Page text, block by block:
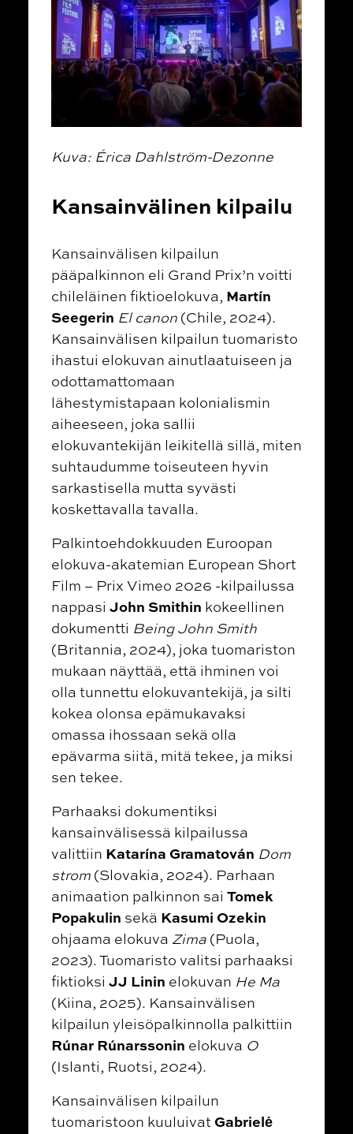
Kuva: Érica Dahlström-Dezonne
Kansainvälinen kilpailu
Kansainvälisen kilpailun
pääpalkinnon eli Grand Prix’n voitti
chileläinen fiktioelokuva, Martín
Seegerin El canon (Chile, 2024).
Kansainvälisen kilpailun tuomaristo
ihastui elokuvan ainutlaatuiseen ja
odottamattomaan
lähestymistapaan kolonialismin
aiheeseen, joka sallii
elokuvantekijän leikitellä sillä, miten
suhtaudumme toiseuteen hyvin
sarkastisella mutta syvästi
koskettavalla tavalla.
Palkintoehdokkuuden Euroopan
elokuva-akatemian European Short
Film – Prix Vimeo 2026 -kilpailussa
nappasi John Smithin kokeellinen
dokumentti Being John Smith
(Britannia, 2024), joka tuomariston
mukaan näyttää, että ihminen voi
olla tunnettu elokuvantekijä, ja silti
kokea olonsa epämukavaksi
omassa ihossaan sekä olla
epävarma siitä, mitä tekee, ja miksi
sen tekee.
Parhaaksi dokumentiksi
kansainvälisessä kilpailussa
valittiin Katarína Gramatován Dom
strom(Slovakia, 2024). Parhaan
animaation palkinnon sai Tomek
Popakulin sekä Kasumi Ozekin
ohjaama elokuva Zima (Puola,
2023). Tuomaristo valitsi parhaaksi
fiktioksi JJ Linin elokuvan He Ma
(Kiina, 2025). Kansainvälisen
kilpailun yleisöpalkinnolla palkittiin
Rúnar Rúnarssonin elokuva O
(Islanti, Ruotsi, 2024).
Kansainvälisen kilpailun
tuomaristoon kuuluivat Gabrielė